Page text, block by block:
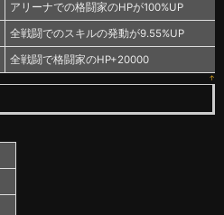
アリーナでの格闘家のHPが100%UP
全戦闘でのスキルの発動が9.55%UP
全戦闘で格闘家のHP+20000
↑